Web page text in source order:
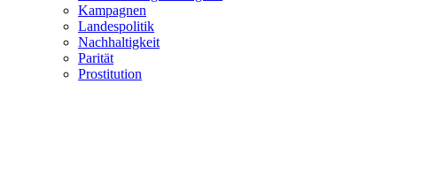
Kampagnen
Landespolitik
Nachhaltigkeit
Parität
Prostitution